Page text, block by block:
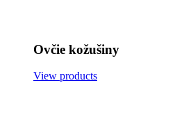
Ovčie kožušiny
View products